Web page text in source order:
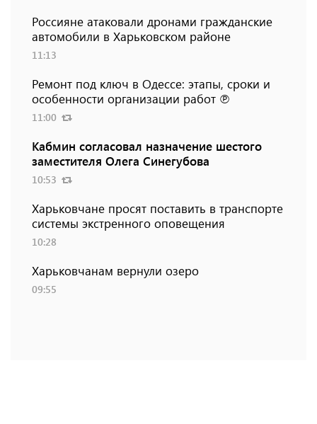
Россияне атаковали дронами гражданские
автомобили в Харьковском районе
11:13
Ремонт под ключ в Одессе: этапы, сроки и
особенности организации работ ℗
11:00
Кабмин согласовал назначение шестого
заместителя Олега Синегубова
10:53
Харьковчане просят поставить в транспорте
системы экстренного оповещения
10:28
Харьковчанам вернули озеро
09:55